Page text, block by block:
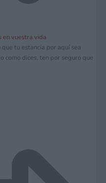
en vuestra vida
tu estancia por aquí sea
dices, ten por seguro que